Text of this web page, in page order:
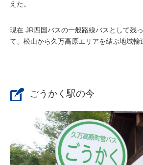
えた。
現在 JR四国バスの一般路線バスとして残
て、松山から久万高原エリアを結ぶ地域輸
ごうかく駅の今